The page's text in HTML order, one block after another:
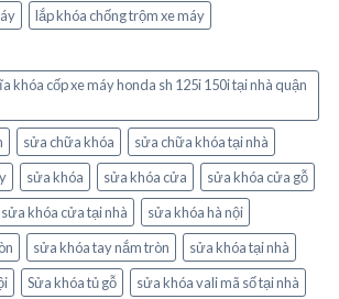
lắp khóa chống trộm xe máy
khóa cốp xe máy honda sh 125i 150i tại nhà quận
sửa chữa khóa
sửa chữa khóa tại nhà
sửa khóa sửa khóa cửa
sửa khóa cửa gỗ
sửa khóa cửa tại nhà
sửa khóa hà nội
sửa khóa tay nắm tròn
sửa khóa tại nhà
Sửa khóa tủ gỗ
sửa khóa vali mã số tại nhà